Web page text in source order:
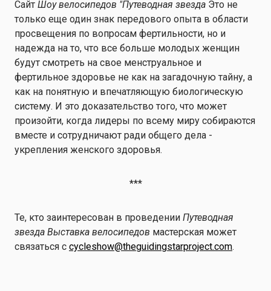
Сайт Шоу велосипедов "Путеводная звезда Это не
только еще один знак передового опыта в области
просвещения по вопросам фертильности, но и
надежда на то, что все больше молодых женщин
будут смотреть на свое менструальное и
фертильное здоровье не как на загадочную тайну, а
как на понятную и впечатляющую биологическую
систему. И это доказательство того, что может
произойти, когда лидеры по всему миру собираются
вместе и сотрудничают ради общего дела -
укрепления женского здоровья.
***
Те, кто заинтересован в проведении Путеводная
звезда Выставка велосипедов мастерская может
связаться с cycleshow@theguidingstarproject.com.